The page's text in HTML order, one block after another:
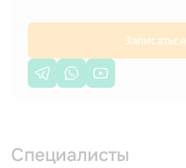
Записаться
Специалисты